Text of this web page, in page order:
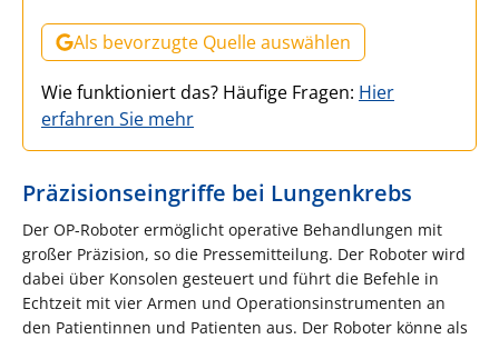
Als bevorzugte Quelle auswählen
Wie funktioniert das? Häufige Fragen: Hier
erfahren Sie mehr
Präzisionseingriffe bei Lungenkrebs
Der OP-Roboter ermöglicht operative Behandlungen mit
großer Präzision, so die Pressemitteilung. Der Roboter wird
dabei über Konsolen gesteuert und führt die Befehle in
Echtzeit mit vier Armen und Operationsinstrumenten an
den Patientinnen und Patienten aus. Der Roboter könne als